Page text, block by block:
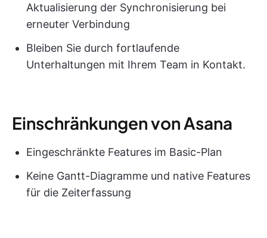
Aktualisierung der Synchronisierung bei
erneuter Verbindung
Bleiben Sie durch fortlaufende
Unterhaltungen mit Ihrem Team in Kontakt.
Einschränkungen von Asana
Eingeschränkte Features im Basic-Plan
Keine Gantt-Diagramme und native Features
für die Zeiterfassung